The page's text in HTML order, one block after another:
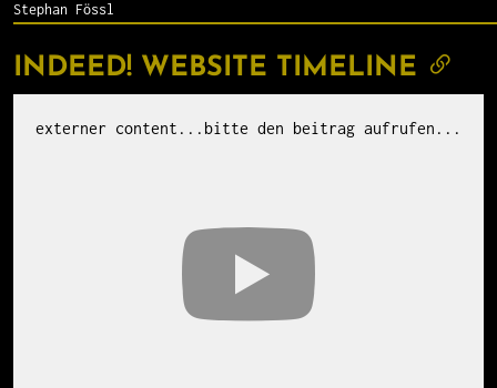
Stephan Fössl
INDEED! WEBSITE TIMELINE
externer content...bitte den beitrag aufrufen...